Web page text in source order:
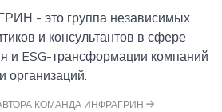
- это группа независимых
и консультантов в сфере
и ESG-трансформации компаний
и организаций.
КОМАНДА ИНФРАГРИН